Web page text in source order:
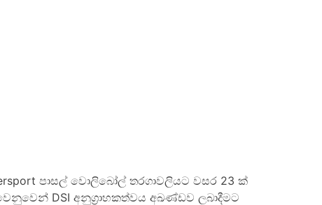
පාසල් වොලිබෝල් තරගාවලියට වසර 23 ක්
DSI අනුග්‍රාහකත්වය අඛණ්ඩව ලබාදීමට